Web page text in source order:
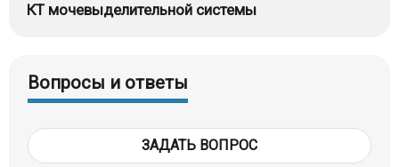
КТ мочевыделительной системы
Вопросы и ответы
ЗАДАТЬ ВОПРОС